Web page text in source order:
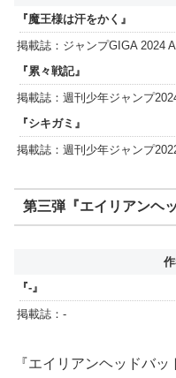
『魔王様は汗をかく』
掲載誌：ジャンプGIGA 2024
『累々戦記』
掲載誌：週刊少年ジャンプ
『シキガミ』
掲載誌：週刊少年ジャンプ
第三弾『エイリアンヘ
『-』
掲載誌：-
『エイリアンヘッドバ